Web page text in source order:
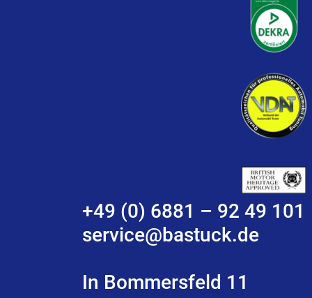
+49 (0) 6881 – 92 49 101
service@bastuck.de
In Bommersfeld 11